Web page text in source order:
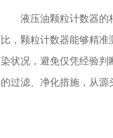
液压油颗粒计数器的核
比，颗粒计数器能够精
染状况，避免仅凭经验判
的过滤、净化措施，从